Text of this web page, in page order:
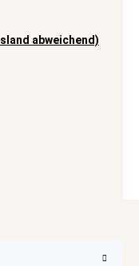
abweichend)